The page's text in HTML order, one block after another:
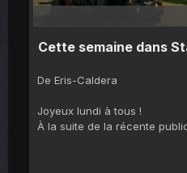
Cette semaine dans
De Eris-Caldera
Joyeux lundi à tous !
À la suite de la récente